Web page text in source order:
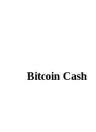
Bitcoin Cash